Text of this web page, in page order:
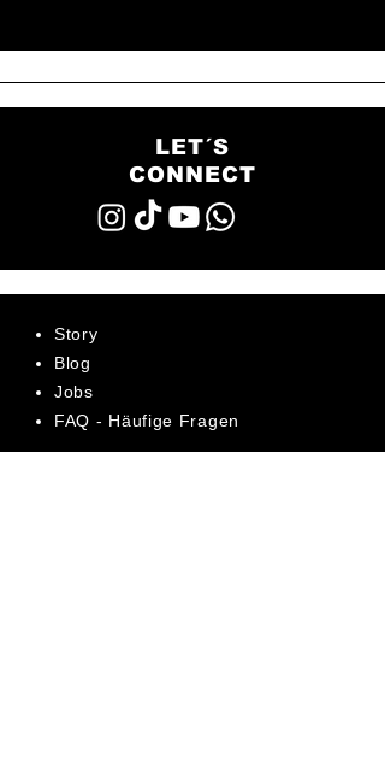
LET´S
CONNECT
Story
Blog
Jobs
FAQ - Häufige Fragen